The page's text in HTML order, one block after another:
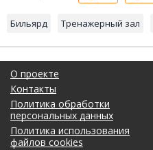
Бильярд Тренажерный зал
О проекте
Контакты
Политика обработки
персональных данных
Политика использования
файлов cookies